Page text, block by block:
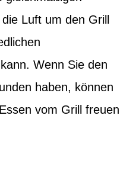
Luft um den Grill
Wenn Sie den
haben, können
vom Grill